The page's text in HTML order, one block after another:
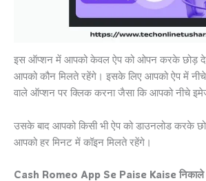
इस ऑप्शन में आपको केवल ऐप को ओपन करके छोड़
आपको कौन मिलते रहेंगे। इसके लिए आपको ऐप में
वाले ऑप्शन पर क्लिक करना जैसा कि आपको नीचे
उसके बाद आपको किसी भी ऐप को डाउनलोड करके
आपको हर मिनट में कॉइन मिलते रहेंगे।
Cash Romeo App Se Paise Kaise